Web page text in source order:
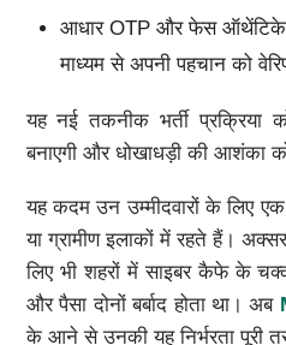
आधार OTP और फेस
माध्यम से अपनी पहचान को
यह नई तकनीक भर्ती प्रक्रिया
बनाएगी और धोखाधड़ी की आशंका
यह कदम उन उम्मीदवारों के लिए
या ग्रामीण इलाकों में रहते हैं।
लिए भी शहरों में साइबर कैफे के
और पैसा दोनों बर्बाद होता था। अब
के आने से उनकी यह निर्भरता पूरी